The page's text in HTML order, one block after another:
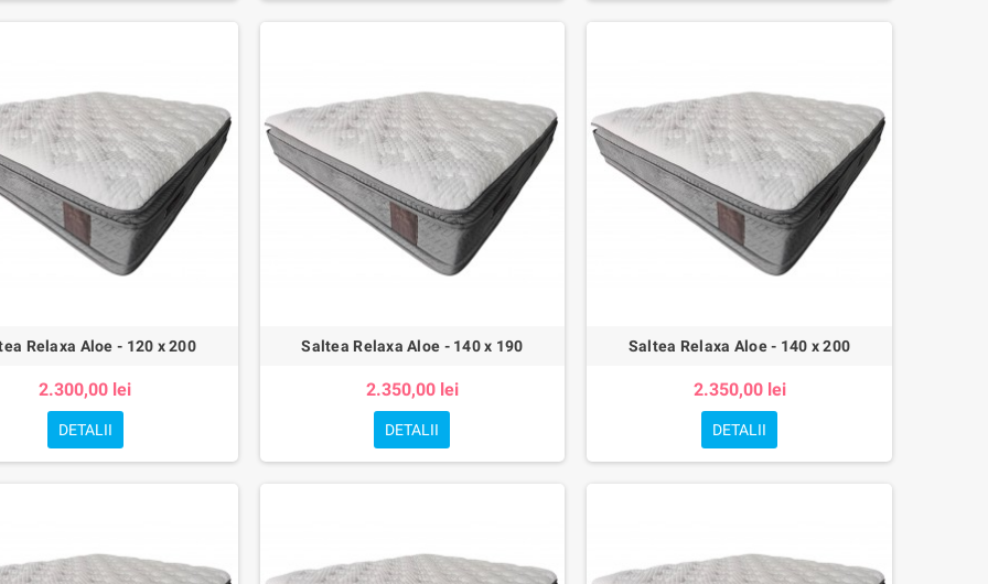
Relaxa Aloe - 120 x 200
2.300,00 lei
DETALII
Saltea Relaxa Aloe - 140 x 190
2.350,00 lei
DETALII
Saltea Relaxa Aloe - 140 x 200
2.350,00 lei
DETALII